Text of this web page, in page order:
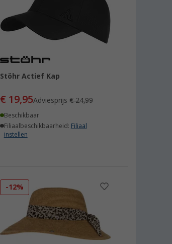
Stöhr Actief Kap
€ 19,95Adviesprijs€ 24,99
Beschikbaar
Filiaalbeschikbaarheid: Filiaal
instellen
-12%